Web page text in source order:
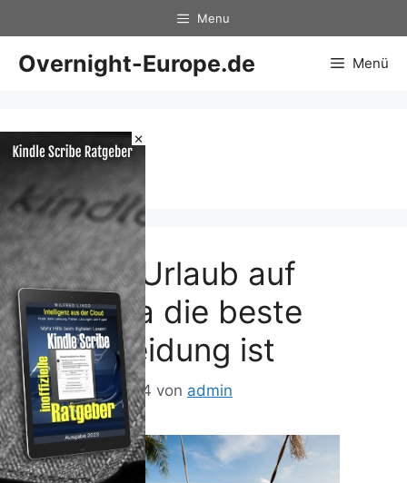
×
Inhalt
springen
Menu
Overnight-Europe.de Menü
Ferien
Warum Urlaub auf
Mallorca die beste
Entscheidung ist
12. Februar 2024 von admin